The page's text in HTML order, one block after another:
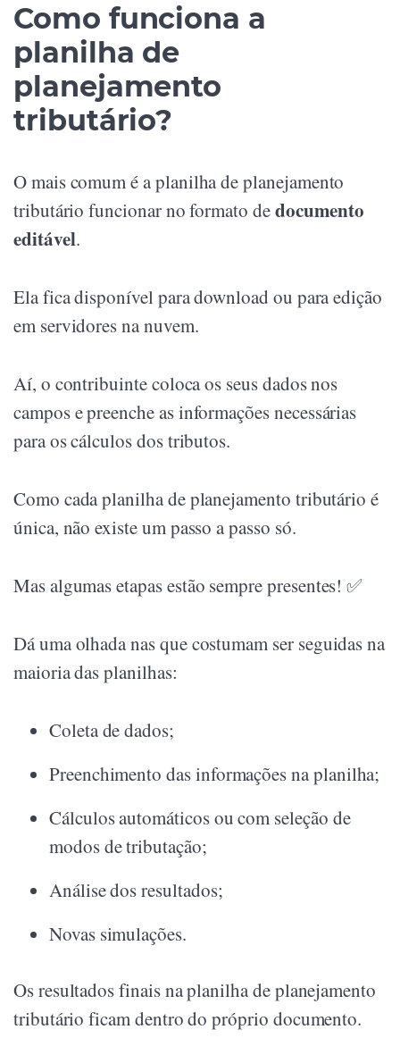
Como funciona a
planilha de
planejamento
tributário?
O mais comum é a planilha de planejamento
tributário funcionar no formato dedocumento
editável.
Ela fica disponível para download ou para edição
em servidores na nuvem.
Aí, o contribuinte coloca os seus dados nos
campos e preenche as informações necessárias
para os cálculos dos tributos.
Como cada planilha de planejamento tributário é
única, não existe um passo a passo só.
Mas algumas etapas estão sempre presentes! ✅
Dá uma olhada nas que costumam ser seguidas na
maioria das planilhas:
Coleta de dados;
Preenchimento das informações na planilha;
Cálculos automáticos ou com seleção de
modos de tributação;
Análise dos resultados;
Novas simulações.
Os resultados finais na planilha de planejamento
tributário ficam dentro do próprio documento.